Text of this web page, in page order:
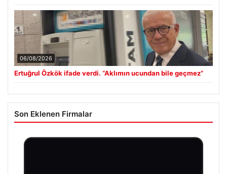
06/08/2026
Ertuğrul Özkök ifade verdi. “Aklımın ucundan bile geçmez”
Son Eklenen Firmalar